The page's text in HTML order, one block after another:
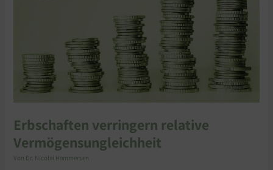
Erbschaften verringern relative
Vermögensungleichheit
Von Dr. Nicolai Hammersen